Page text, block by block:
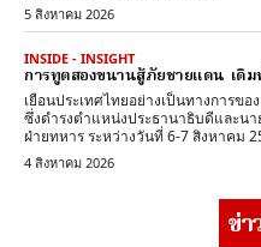
5 สิงหาคม 2026
INSIDE - INSIGHT
การทูตสองขนานสู้ภัยชายแดน เดิม
เยือนประเทศไทยอย่างเป็นทางการข
ซึ่งดำรงตำแหน่งประธานาธิบดีและน
ฝ่ายทหาร ระหว่างวันที่ 6-7 สิงหาคม
4 สิงหาคม 2026
ข่า